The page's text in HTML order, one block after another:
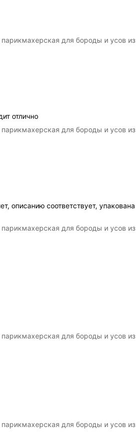
для бороды и усов из
отлично
для бороды и усов из
описанию соответствует, упакована
для бороды и усов из
для бороды и усов из
для бороды и усов из